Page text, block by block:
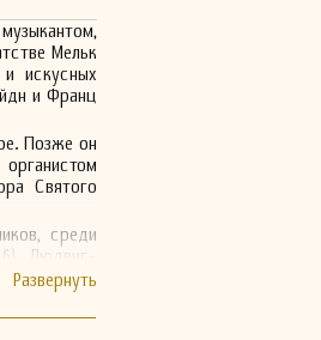
Мельк
искусных
и Франц
Позже он
Святого
среди
Людвиг-
Людвиг ван
Гайдн